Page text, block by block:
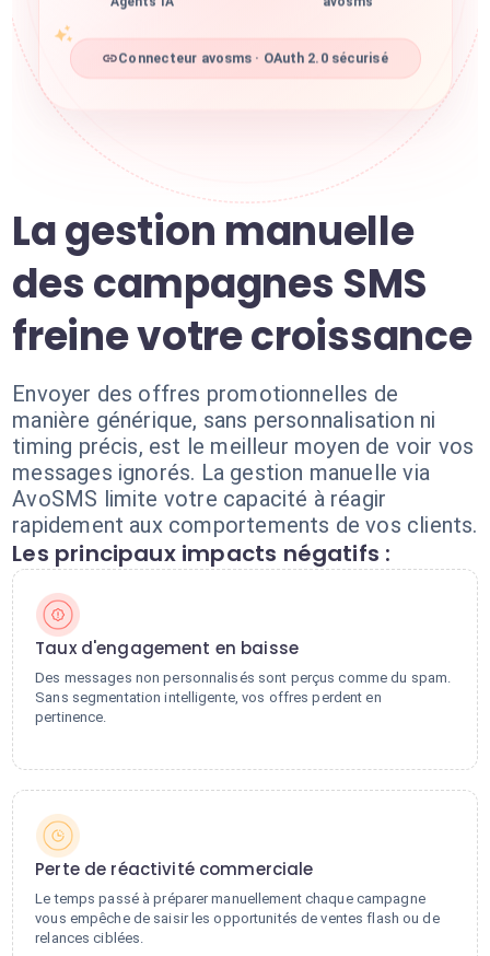
Agents IA avosms
Connecteur avosms · OAuth 2.0 sécurisé
La gestion manuelle
des campagnes SMS
freine votre croissance
Envoyer des offres promotionnelles de
manière générique, sans personnalisation ni
timing précis, est le meilleur moyen de voir vos
messages ignorés. La gestion manuelle via
AvoSMS limite votre capacité à réagir
rapidement aux comportements de vos clients.
Les principaux impacts négatifs :
Taux d'engagement en baisse
Des messages non personnalisés sont perçus comme du spam.
Sans segmentation intelligente, vos offres perdent en
pertinence.
Perte de réactivité commerciale
Le temps passé à préparer manuellement chaque campagne
vous empêche de saisir les opportunités de ventes flash ou de
relances ciblées.